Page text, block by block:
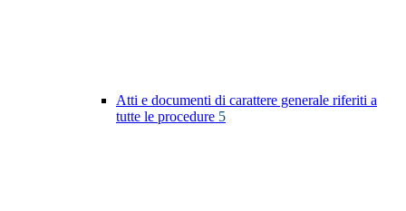
Atti e documenti di carattere generale riferiti a
tutte le procedure 5